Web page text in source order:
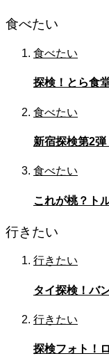
食べたい
食べたい
探検！とら食
食べたい
新宿探検第2
食べたい
これが桃？ト
行きたい
行きたい
タイ探検！バ
行きたい
探検フォト！